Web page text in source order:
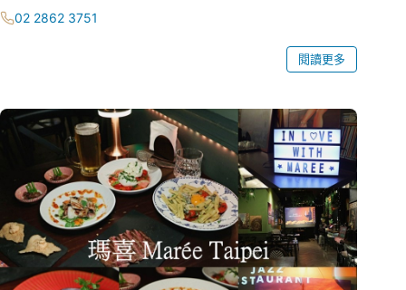
02 2862 3751
閱讀更多